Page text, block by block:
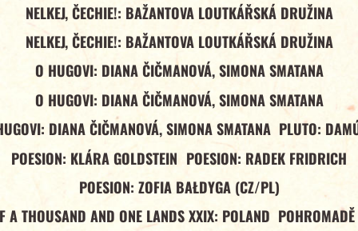
NELKEJ, ČECHIE!: BAŽANTOVA LOUTKÁŘSKÁ DRUŽINA
NELKEJ, ČECHIE!: BAŽANTOVA LOUTKÁŘSKÁ DRUŽINA
O HUGOVI: DIANA ČIČMANOVÁ, SIMONA SMATANA
O HUGOVI: DIANA ČIČMANOVÁ, SIMONA SMATANA
DIANA ČIČMANOVÁ, SIMONA SMATANA PLUTO:
POESION: KLÁRA GOLDSTEIN POESION: RADEK FRIDRICH
POESION: ZOFIA BAŁDYGA (CZ/PL)
A THOUSAND AND ONE LANDS XXIX: POLAND